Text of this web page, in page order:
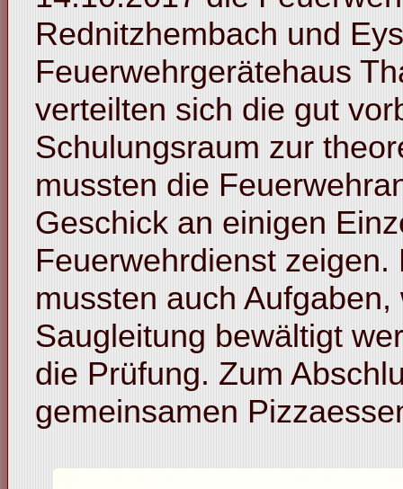
Rednitzhembach und
Feuerwehrgerätehaus
verteilten sich die gut
Schulungsraum zur
mussten die
Geschick an einigen
Feuerwehrdienst
mussten auch
Saugleitung bewältigt
die Prüfung. Zum
gemeinsamen